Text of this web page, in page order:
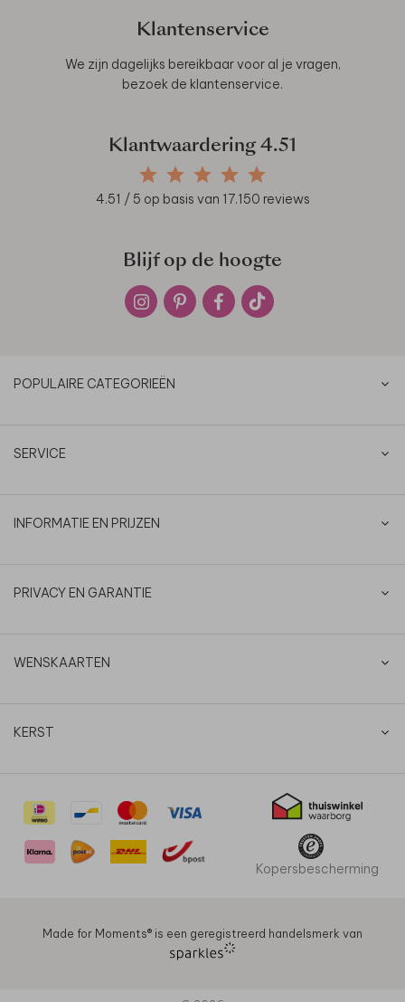
Klantenservice
We zijn dagelijks bereikbaar voor al je vragen,
bezoek de klantenservice.
Klantwaardering 4.51
4.51 / 5 op basis van 17.150 reviews
Blijf op de hoogte
POPULAIRE CATEGORIEËN
SERVICE
INFORMATIE EN PRIJZEN
PRIVACY EN GARANTIE
WENSKAARTEN
KERST
Kopersbescherming
Made for Moments®️ is een geregistreerd handelsmerk van